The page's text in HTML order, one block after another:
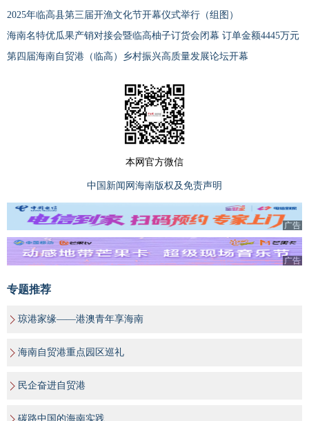
2025年临高县第三届开渔文化节开幕仪式举行（组图）
海南名特优瓜果产销对接会暨临高柚子订货会闭幕 订单金额4445万元
第四届海南自贸港（临高）乡村振兴高质量发展论坛开幕
本网官方微信
中国新闻网海南版权及免责声明
广告
广告
专题推荐
琼港家缘——港澳青年享海南
海南自贸港重点园区巡礼
民企奋进自贸港
碳路中国的海南实践